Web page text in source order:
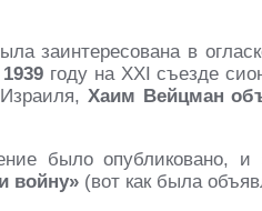
заинтересована в
1939 году на ХХI съезде
Хаим Вейцман
было опубликовано,
войну» (вот как была